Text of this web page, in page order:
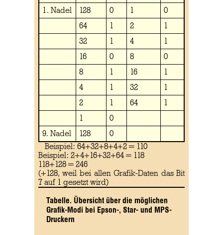
1. Nadel 128 0 1
0
64
1 2
1
32
1 4
1
16
0 8
0
8
1 16
1
4
1 32
1
2
1 64
1
1
0
9. Nadel
128
0
Beispiel: 64+32+8+4+2 = 110
Beispiel: 2+4+16+32+64 = 118
118+128 = 246
(+128, weil bei allen Grafik-Daten das Bit
7 auf 1 gesetzt wird)
Tabelle. Übersicht über die möglichen
Grafik-Modi bei Epson-, Star- und MPS-
Druckern